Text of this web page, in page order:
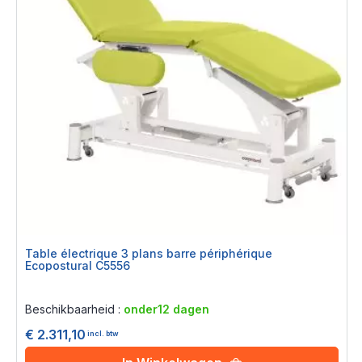
Table électrique 3 plans barre périphérique
Ecopostural C5556
Beschikbaarheid : onder12 dagen
€ 2.311,10 incl. btw